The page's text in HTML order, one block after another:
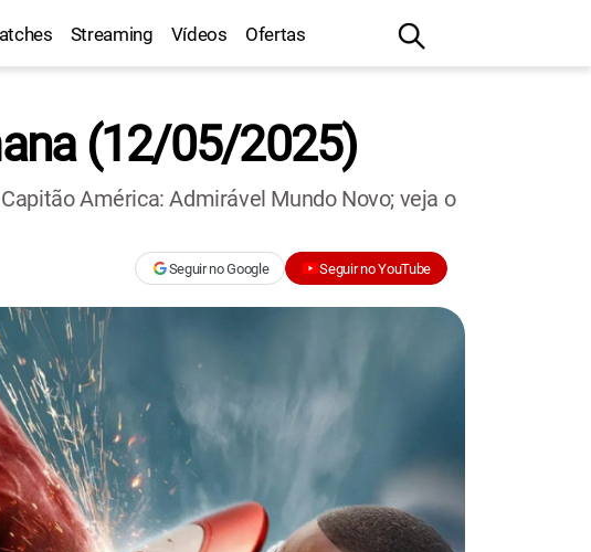
Streaming Vídeos Ofertas
(12/05/2025)
América: Admirável Mundo Novo; veja o
Seguir no Google Seguir no YouTube